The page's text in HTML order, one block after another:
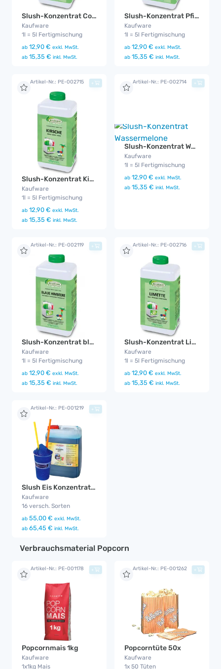
Slush-Konzentrat Cola
Kaufware
1l = 5l Fertigmischung
ab 12,90 € exkl. MwSt.
ab 15,35 € inkl. MwSt.
Slush-Konzentrat Pfirsich-Maracuja
Kaufware
1l = 5l Fertigmischung
ab 12,90 € exkl. MwSt.
ab 15,35 € inkl. MwSt.
Artikel-Nr.: PE-002715
Slush-Konzentrat Kirsche
Kaufware
1l = 5l Fertigmischung
ab 12,90 € exkl. MwSt.
ab 15,35 € inkl. MwSt.
+ Artikel-Nr.: PE-002714
Slush-Konzentrat Wassermelone
Kaufware
1l = 5l Fertigmischung
ab 12,90 € exkl. MwSt.
ab 15,35 € inkl. MwSt.
+
Artikel-Nr.: PE-002119
Slush-Konzentrat blaue Himbeere
Kaufware
1l = 5l Fertigmischung
ab 12,90 € exkl. MwSt.
ab 15,35 € inkl. MwSt.
+ Artikel-Nr.: PE-002716
Slush-Konzentrat Limette
Kaufware
1l = 5l Fertigmischung
ab 12,90 € exkl. MwSt.
ab 15,35 € inkl. MwSt.
+
Artikel-Nr.: PE-001219
Slush Eis Konzentrat 5L
Kaufware
16 versch. Sorten
ab 55,00 € exkl. MwSt.
ab 65,45 € inkl. MwSt.
+
Verbrauchsmaterial Popcorn
Artikel-Nr.: PE-001178
Popcornmais 1kg
Kaufware
1x1kg Mais
+ Artikel-Nr.: PE-001262
Popcorntüte 50x
Kaufware
1x 50 Tüten
+